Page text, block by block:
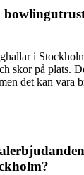
i
skor på plats.
det kan vara